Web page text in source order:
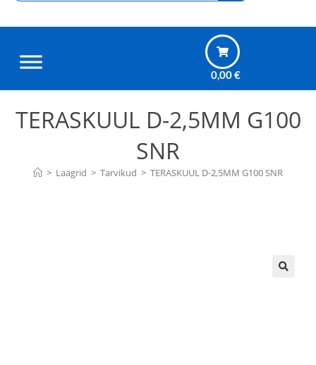
0,00€
TERASKUUL D-2,5MM G100
SNR
> Laagrid > Tarvikud > TERASKUUL D-2,5MM G100 SNR